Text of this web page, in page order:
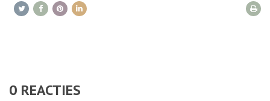
0 REACTIES